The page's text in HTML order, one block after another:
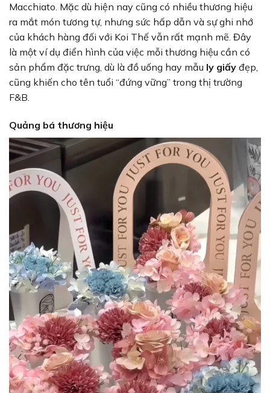
Macchiato. Mặc dù hiện nay cũng có nhiều thương hiệu
ra mắt món tương tự, nhưng sức hấp dẫn và sự ghi nhớ
của khách hàng đối với Koi Thế vẫn rất mạnh mẽ. Đây
là một ví dụ điển hình của việc mỗi thương hiệu cần có
sản phẩm đặc trưng, dù là đồ uống hay mẫu ly giấy đẹp,
cũng khiến cho tên tuổi “đứng vững” trong thị trường
F&B.
Quảng bá thương hiệu